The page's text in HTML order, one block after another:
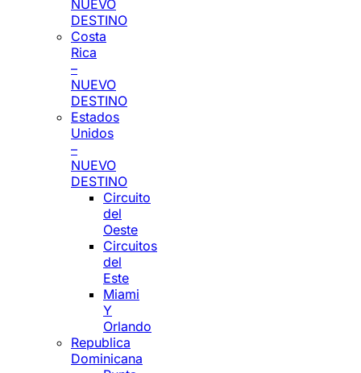
NUEVO
DESTINO
Costa
Rica
–
NUEVO
DESTINO
Estados
Unidos
–
NUEVO
DESTINO
Circuito
del
Oeste
Circuitos
del
Este
Miami
Y
Orlando
Republica
Dominicana